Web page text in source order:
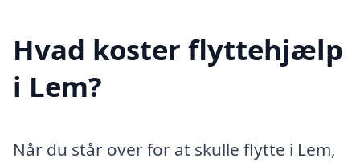
Hvad koster flyttehjælp
i Lem?
Når du står over for at skulle flytte i Lem,